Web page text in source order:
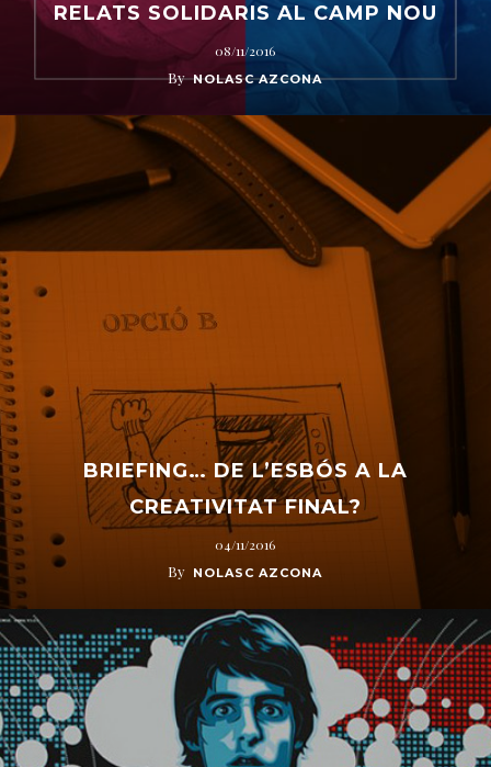
RELATS SOLIDARIS AL CAMP NOU
08/11/2016
By NOLASC AZCONA
BRIEFING… DE L’ESBÓS A LA
CREATIVITAT FINAL?
04/11/2016
By NOLASC AZCONA